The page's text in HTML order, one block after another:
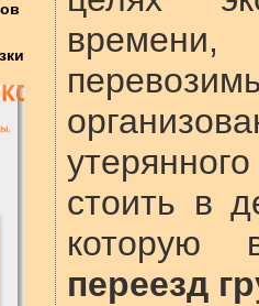
времени,
стоить в
переезд